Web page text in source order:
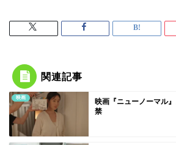
関連記事
映画
映画『ニューノーマル
禁